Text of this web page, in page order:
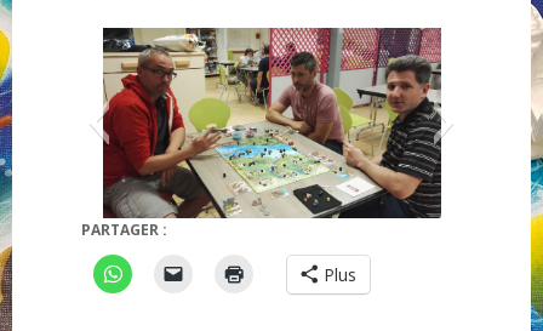
Pillards de la mer du nord
PARTAGER :
Plus